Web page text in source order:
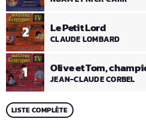
1 Olive et Tom,
JEAN-CLAUDE CORBEL
2 Le Petit Lord
CLAUDE LOMBARD
LISTE COMPLÈTE